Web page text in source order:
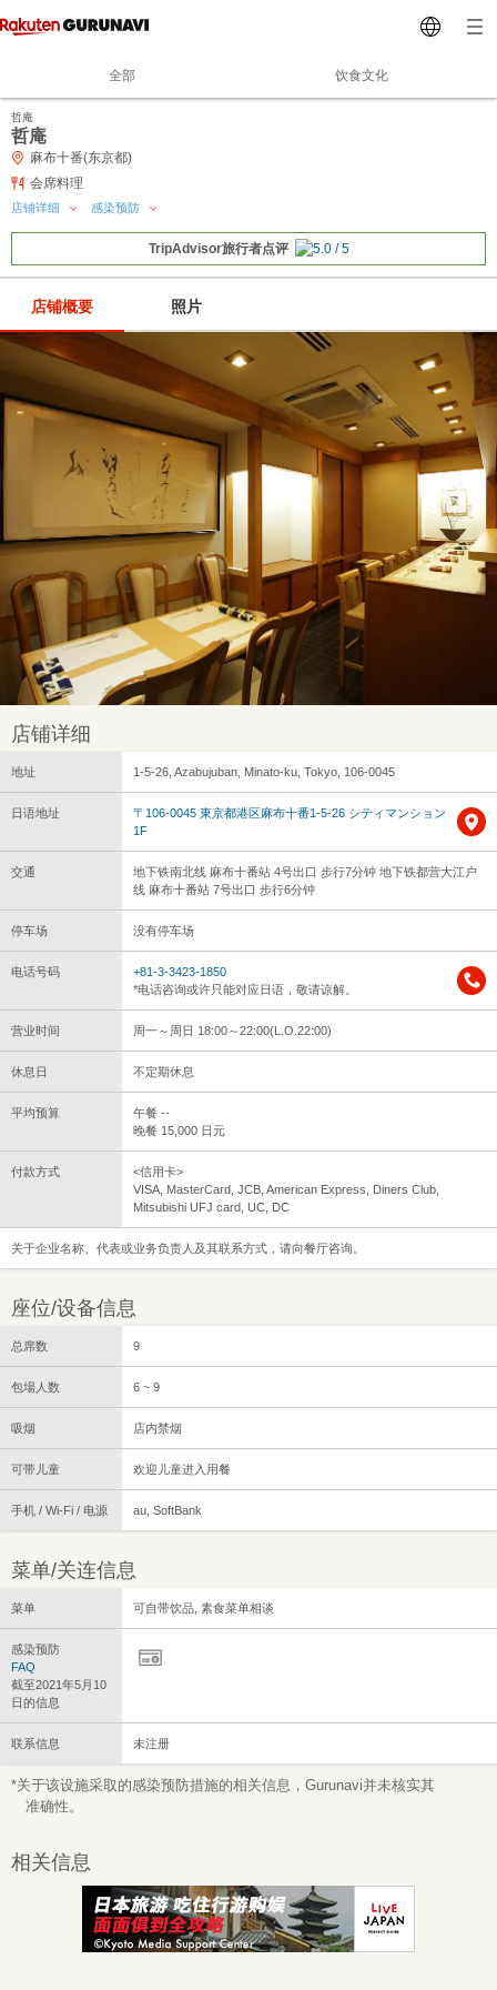
全部 饮食文化
哲庵
哲庵
麻布十番(东京都)
会席料理
店铺详细 感染预防
TripAdvisor旅行者点评
店铺概要 照片
店铺详细
地址 1-5-26, Azabujuban, Minato-ku, Tokyo, 106-0045
日语地址
〒106-0045 東京都港区麻布十番1-5-26 シティマンション
1F
交通
地下铁南北线 麻布十番站 4号出口 步行7分钟 地下铁都营大江户
线 麻布十番站 7号出口 步行6分钟
停车场 没有停车场
电话号码
+81-3-3423-1850
*电话咨询或许只能对应日语，敬请谅解。
营业时间 周一～周日 18:00～22:00(L.O.22:00)
休息日 不定期休息
平均预算
午餐 --
晚餐 15,000 日元
付款方式
<信用卡>
VISA, MasterCard, JCB, American Express, Diners Club,
Mitsubishi UFJ card, UC, DC
关于企业名称、代表或业务负责人及其联系方式，请向餐厅咨询。
座位/设备信息
总席数 9
包場人数 6 ~ 9
吸烟 店内禁烟
可带儿童 欢迎儿童进入用餐
手机 / Wi-Fi / 电源 au, SoftBank
菜单/关连信息
菜单 可自带饮品, 素食菜单相谈
感染预防
FAQ
截至2021年5月10
日的信息
联系信息 未注册
*关于该设施采取的感染预防措施的相关信息，Gurunavi并未核实其
准确性。
相关信息